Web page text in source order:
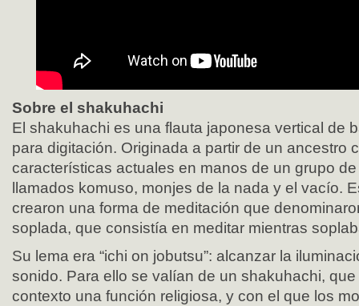
Sobre el shakuhachi
El shakuhachi es una flauta japonesa vertical de
para digitación. Originada a partir de un ancestro
características actuales en manos de un grupo
llamados komuso, monjes de la nada y el vacío.
crearon una forma de meditación que
soplada, que consistía en meditar mientras
Su lema era “ichi on jobutsu”: alcanzar la
sonido. Para ello se valían de un shakuhachi,
contexto una función religiosa, y con el que los